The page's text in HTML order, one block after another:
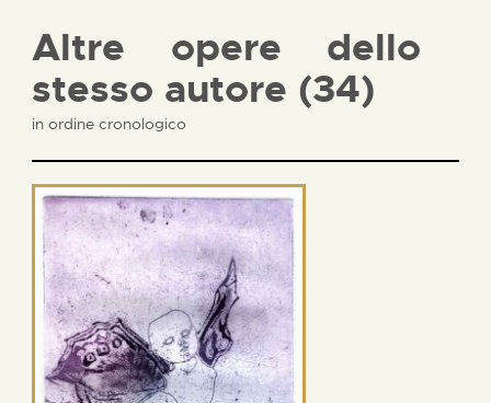
Altre opere dello
stesso autore (34)
in ordine cronologico